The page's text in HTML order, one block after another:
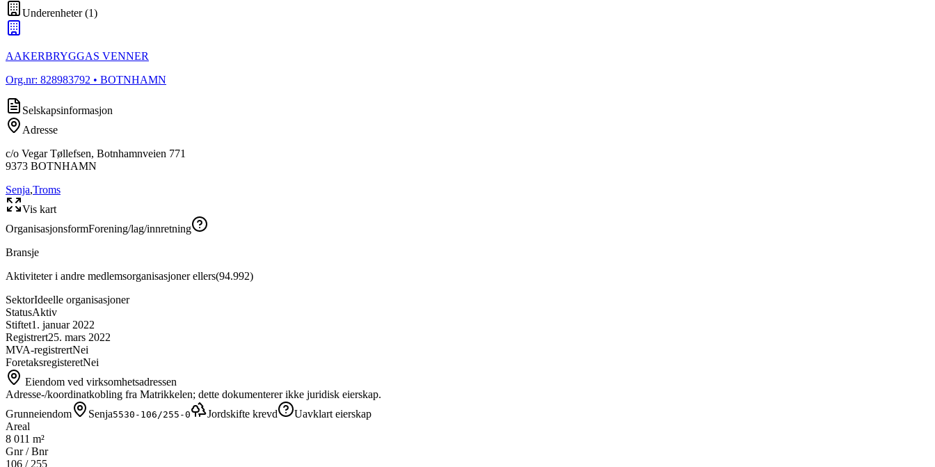
Underenheter(1)
AAKERBRYGGAS VENNER
Org.nr: 828983792 • BOTNHAMN
Selskapsinformasjon
Adresse
c/o Vegar Tøllefsen, Botnhamnveien 771
9373 BOTNHAMN
Senja,Troms
Vis kart
OrganisasjonsformForening/lag/innretning
Bransje
Aktiviteter i andre medlemsorganisasjoner ellers(94.992)
SektorIdeelle organisasjoner
StatusAktiv
Stiftet1. januar 2022
Registrert25. mars 2022
MVA-registrertNei
ForetaksregisteretNei
Eiendom ved virksomhetsadressen
Adresse-/koordinatkobling fra Matrikkelen; dette dokumenterer ikke juridisk eierskap.
Grunneiendom
Senja5530-106/255-0 Jordskifte krevd
Uavklart eierskap
Areal
8 011 m²
Gnr / Bnr
106 / 255